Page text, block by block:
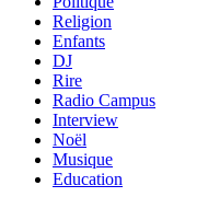
Religion
Enfants
DJ
Rire
Radio Campus
Interview
Noël
Musique
Education